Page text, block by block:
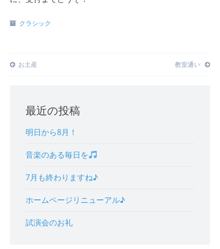
クラシック
Post
navigation
お土産 教室通い
最近の投稿
明日から8月！
音楽のある毎日を
7月も終わりますね♪
ホームページリニューアル♪
試演会のお礼